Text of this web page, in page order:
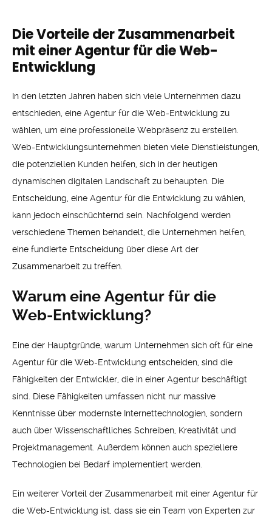
Die Vorteile der Zusammenarbeit
mit einer Agentur für die Web-
Entwicklung
In den letzten Jahren haben sich viele Unternehmen dazu
entschieden, eine Agentur für die Web-Entwicklung zu
wählen, um eine professionelle Webpräsenz zu erstellen.
Web-Entwicklungsunternehmen bieten viele Dienstleistungen,
die potenziellen Kunden helfen, sich in der heutigen
dynamischen digitalen Landschaft zu behaupten. Die
Entscheidung, eine Agentur für die Entwicklung zu wählen,
kann jedoch einschüchternd sein. Nachfolgend werden
verschiedene Themen behandelt, die Unternehmen helfen,
eine fundierte Entscheidung über diese Art der
Zusammenarbeit zu treffen.
Warum eine Agentur für die
Web-Entwicklung?
Eine der Hauptgründe, warum Unternehmen sich oft für eine
Agentur für die Web-Entwicklung entscheiden, sind die
Fähigkeiten der Entwickler, die in einer Agentur beschäftigt
sind. Diese Fähigkeiten umfassen nicht nur massive
Kenntnisse über modernste Internettechnologien, sondern
auch über Wissenschaftliches Schreiben, Kreativität und
Projektmanagement. Außerdem können auch speziellere
Technologien bei Bedarf implementiert werden.
Ein weiterer Vorteil der Zusammenarbeit mit einer Agentur für
die Web-Entwicklung ist, dass sie ein Team von Experten zur